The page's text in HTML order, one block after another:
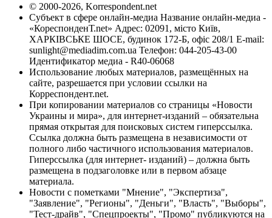
© 2000-2026, Korrespondent.net
Субъект в сфере онлайн-медиа Название онлайн-медиа -
«КореспонденТ.net» Адрес: 02091, місто Київ,
ХАРКІВСЬКЕ ШОСЕ, будинок 172-Б, офіс 208/1 E-mail:
sunlight@mediadim.com.ua Телефон: 044-205-43-00
Идентификатор медиа - R40-06068
Использование любых материалов, размещённых на
сайте, разрешается при условии ссылки на
Корреспондент.net.
При копировании материалов со страницы «Новости
Украины и мира», для интернет-изданий – обязательна
прямая открытая для поисковых систем гиперссылка.
Ссылка должна быть размещена в независимости от
полного либо частичного использования материалов.
Гиперссылка (для интернет- изданий) – должна быть
размещена в подзаголовке или в первом абзаце
материала.
Новости с пометками "Мнение", "Экспертиза",
"Заявление", "Регионы", "Деньги", "Власть", "Выборы",
"Тест-драйв", "Спецпроекты", "Промо" публикуются на